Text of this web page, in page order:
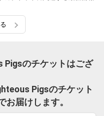
Pigsのチケットはござ
Pigsのチケット
お届けします。